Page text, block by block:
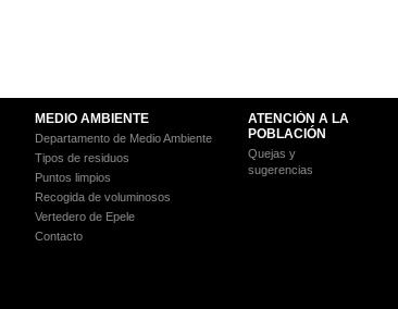
MEDIO AMBIENTE
Departamento de Medio Ambiente
Tipos de residuos
Puntos limpios
Recogida de voluminosos
Vertedero de Epele
Contacto
ATENCIÓN A LA
POBLACIÓN
Quejas y
sugerencias